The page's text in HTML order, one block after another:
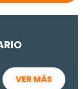
VER MÁS